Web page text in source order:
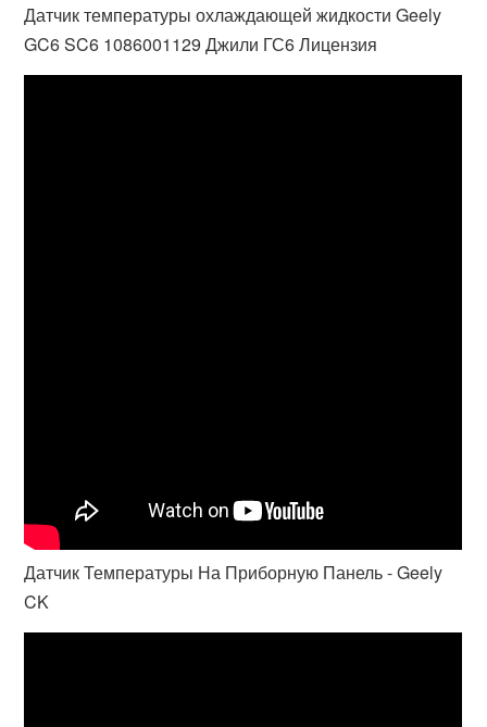
Датчик температуры охлаждающей жидкости Geely
GC6 SC6 1086001129 Джили ГС6 Лицензия
Датчик Температуры На Приборную Панель - Geely
CK